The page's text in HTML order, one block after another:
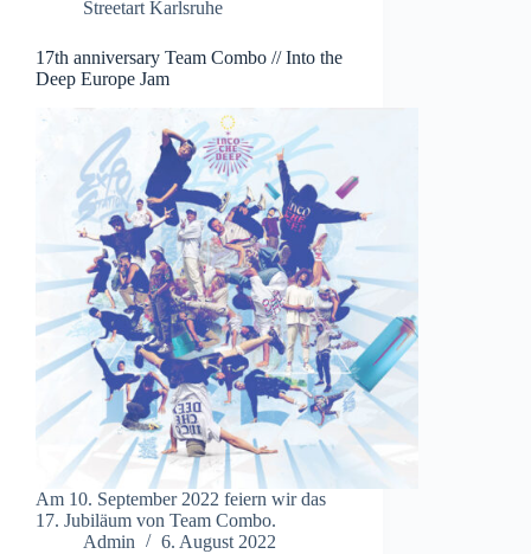
Streetart Karlsruhe
17th anniversary Team Combo // Into the
Deep Europe Jam
Am 10. September 2022 feiern wir das
17. Jubiläum von Team Combo.
Admin
6. August 2022